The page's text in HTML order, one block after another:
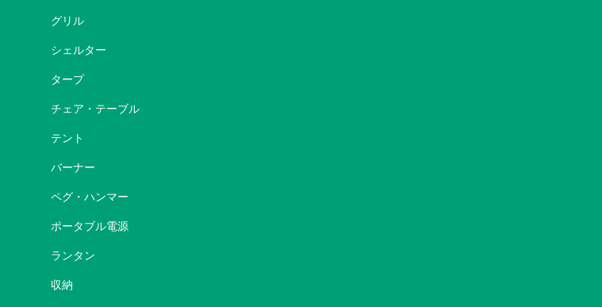
グリル
シェルター
タープ
チェア・テーブル
テント
バーナー
ペグ・ハンマー
ポータブル電源
ランタン
収納